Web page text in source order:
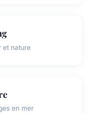
et nature
en mer